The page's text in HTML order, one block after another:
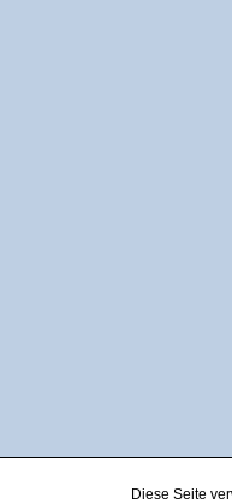
Diese Seite